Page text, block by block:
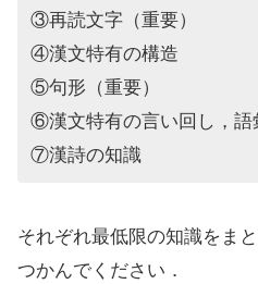
③再読文字（重要）
④漢文特有の構造
⑤句形（重要）
⑥漢文特有の言い回し，語
⑦漢詩の知識
それぞれ最低限の知識をま
つかんでください．